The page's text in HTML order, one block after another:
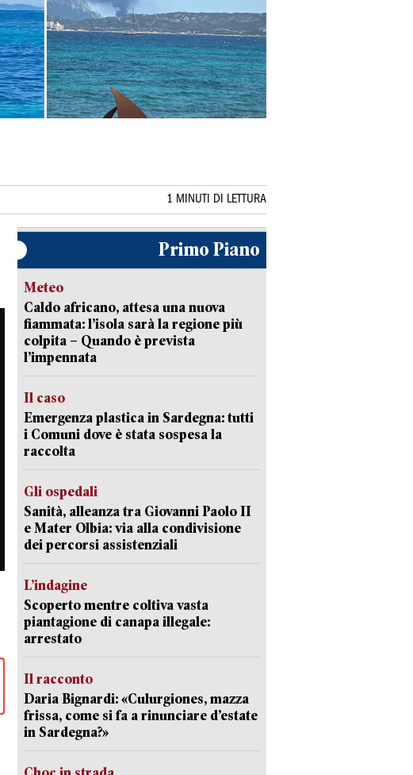
1 MINUTI DI LETTURA
Primo Piano
Meteo
Caldo africano, attesa una nuova
fiammata: l’isola sarà la regione più
colpita – Quando è prevista
l’impennata
Il caso
Emergenza plastica in Sardegna: tutti
i Comuni dove è stata sospesa la
raccolta
Gli ospedali
Sanità, alleanza tra Giovanni Paolo II
e Mater Olbia: via alla condivisione
dei percorsi assistenziali
L’indagine
Scoperto mentre coltiva vasta
piantagione di canapa illegale:
arrestato
Il racconto
Daria Bignardi: «Culurgiones, mazza
frissa, come si fa a rinunciare d’estate
in Sardegna?»